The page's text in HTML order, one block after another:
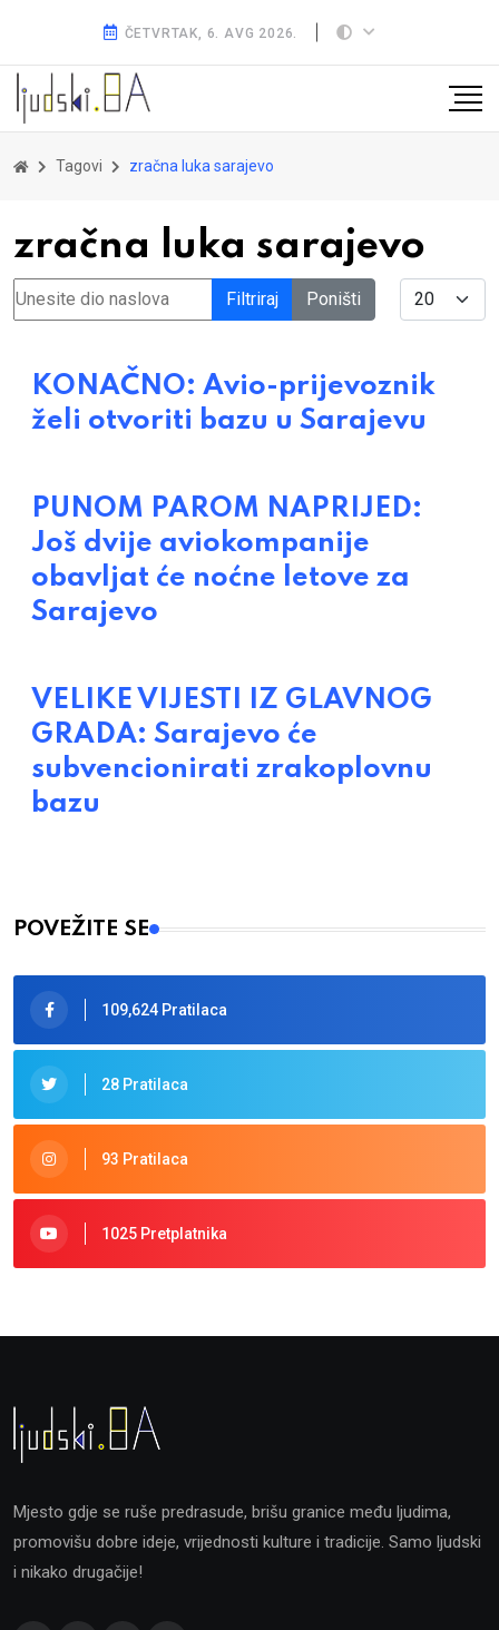
ČETVRTAK, 6. AVG 2026.
Tagovi zračna luka sarajevo
zračna luka sarajevo
Unesite dio naslova Filtriraj Poništi Display #
KONAČNO: Avio-prijevoznik
želi otvoriti bazu u Sarajevu
PUNOM PAROM NAPRIJED:
Još dvije aviokompanije
obavljat će noćne letove za
Sarajevo
VELIKE VIJESTI IZ GLAVNOG
GRADA: Sarajevo će
subvencionirati zrakoplovnu
bazu
POVEŽITE SE
109,624 Pratilaca
28 Pratilaca
93 Pratilaca
1025 Pretplatnika
Mjesto gdje se ruše predrasude, brišu granice među ljudima,
promovišu dobre ideje, vrijednosti kulture i tradicije. Samo ljudski
i nikako drugačije!